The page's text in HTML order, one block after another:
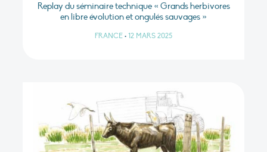
Replay du séminaire technique « Grands herbivores
en libre évolution et ongulés sauvages »
FRANCE • 12 MARS 2025